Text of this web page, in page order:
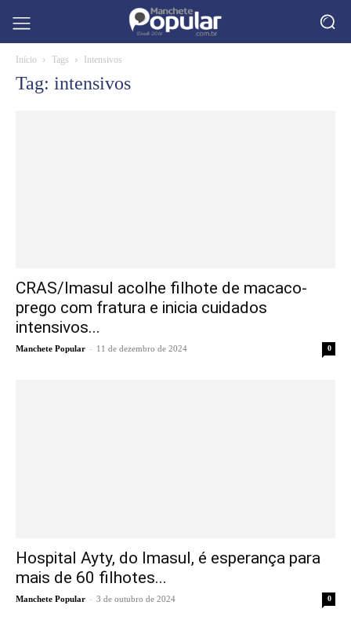
Início Tags Intensivos
Tag: intensivos
CRAS/Imasul acolhe filhote de macaco-
prego com fratura e inicia cuidados
intensivos...
Manchete Popular - 11 de dezembro de 2024 0
Hospital Ayty, do Imasul, é esperança para
mais de 60 filhotes...
Manchete Popular - 3 de outubro de 2024 0